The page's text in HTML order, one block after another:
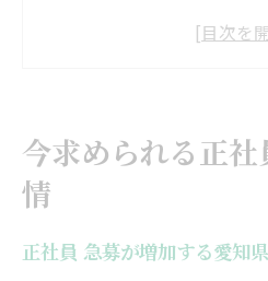
即日勤務可能な正社
響
即日勤務を叶える求人選
今求められる正
情
正社員 急募が増加する愛知